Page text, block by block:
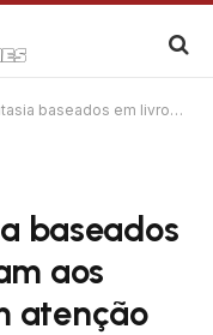
que chegam aos cinemas e merecem atenção
baseados
aos
atenção